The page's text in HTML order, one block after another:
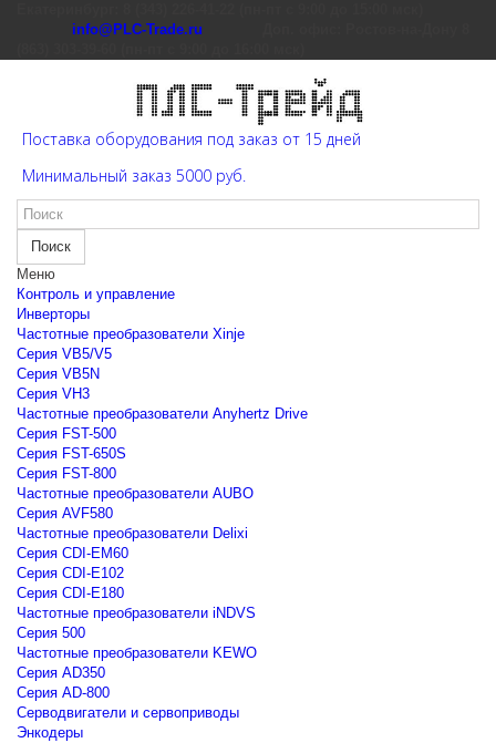
info@PLC-Trade.ru
Поставка оборудования под заказ от 15 дней
Минимальный заказ 5000 руб.
Поиск
Меню
Контроль и управление
Инверторы
Частотные преобразователи Xinje
Cерия VB5/V5
Cерия VB5N
Cерия VH3
Частотные преобразователи Anyhertz Drive
Серия FST-500
Серия FST-650S
Серия FST-800
Частотные преобразователи AUBO
Серия AVF580
Частотные преобразователи Delixi
Серия CDI-EM60
Серия CDI-E102
Серия CDI-E180
Частотные преобразователи iNDVS
Серия 500
Частотные преобразователи KEWO
Серия AD350
Серия AD-800
Серводвигатели и сервоприводы
Энкодеры